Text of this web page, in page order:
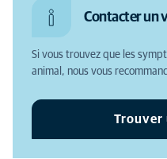
chat ?
morsure sur un chat ?
Comment soignez
Contacter un
Si vous trouvez que les
animal, nous vous
Trouver